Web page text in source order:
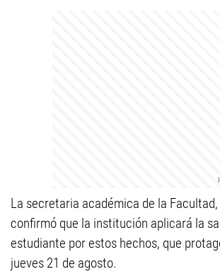
La secretaria académica de la
confirmó que la institución aplicará la
estudiante por estos hechos, que
jueves 21 de agosto.